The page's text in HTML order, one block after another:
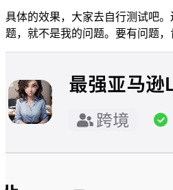
具体的效果，大家去自行测试吧
题，就不是我的问题。要有问题，